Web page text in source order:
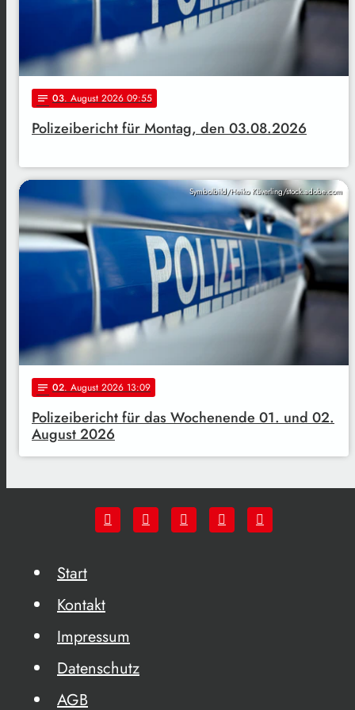
notes 03. August 2026 09:55
Polizeibericht für Montag, den 03.08.2026
Symbolbild/Heiko Küverling/stock.adobe.com
notes 02. August 2026 13:09
Polizeibericht für das Wochenende 01. und 02.
August 2026
Start
Kontakt
Impressum
Datenschutz
AGB